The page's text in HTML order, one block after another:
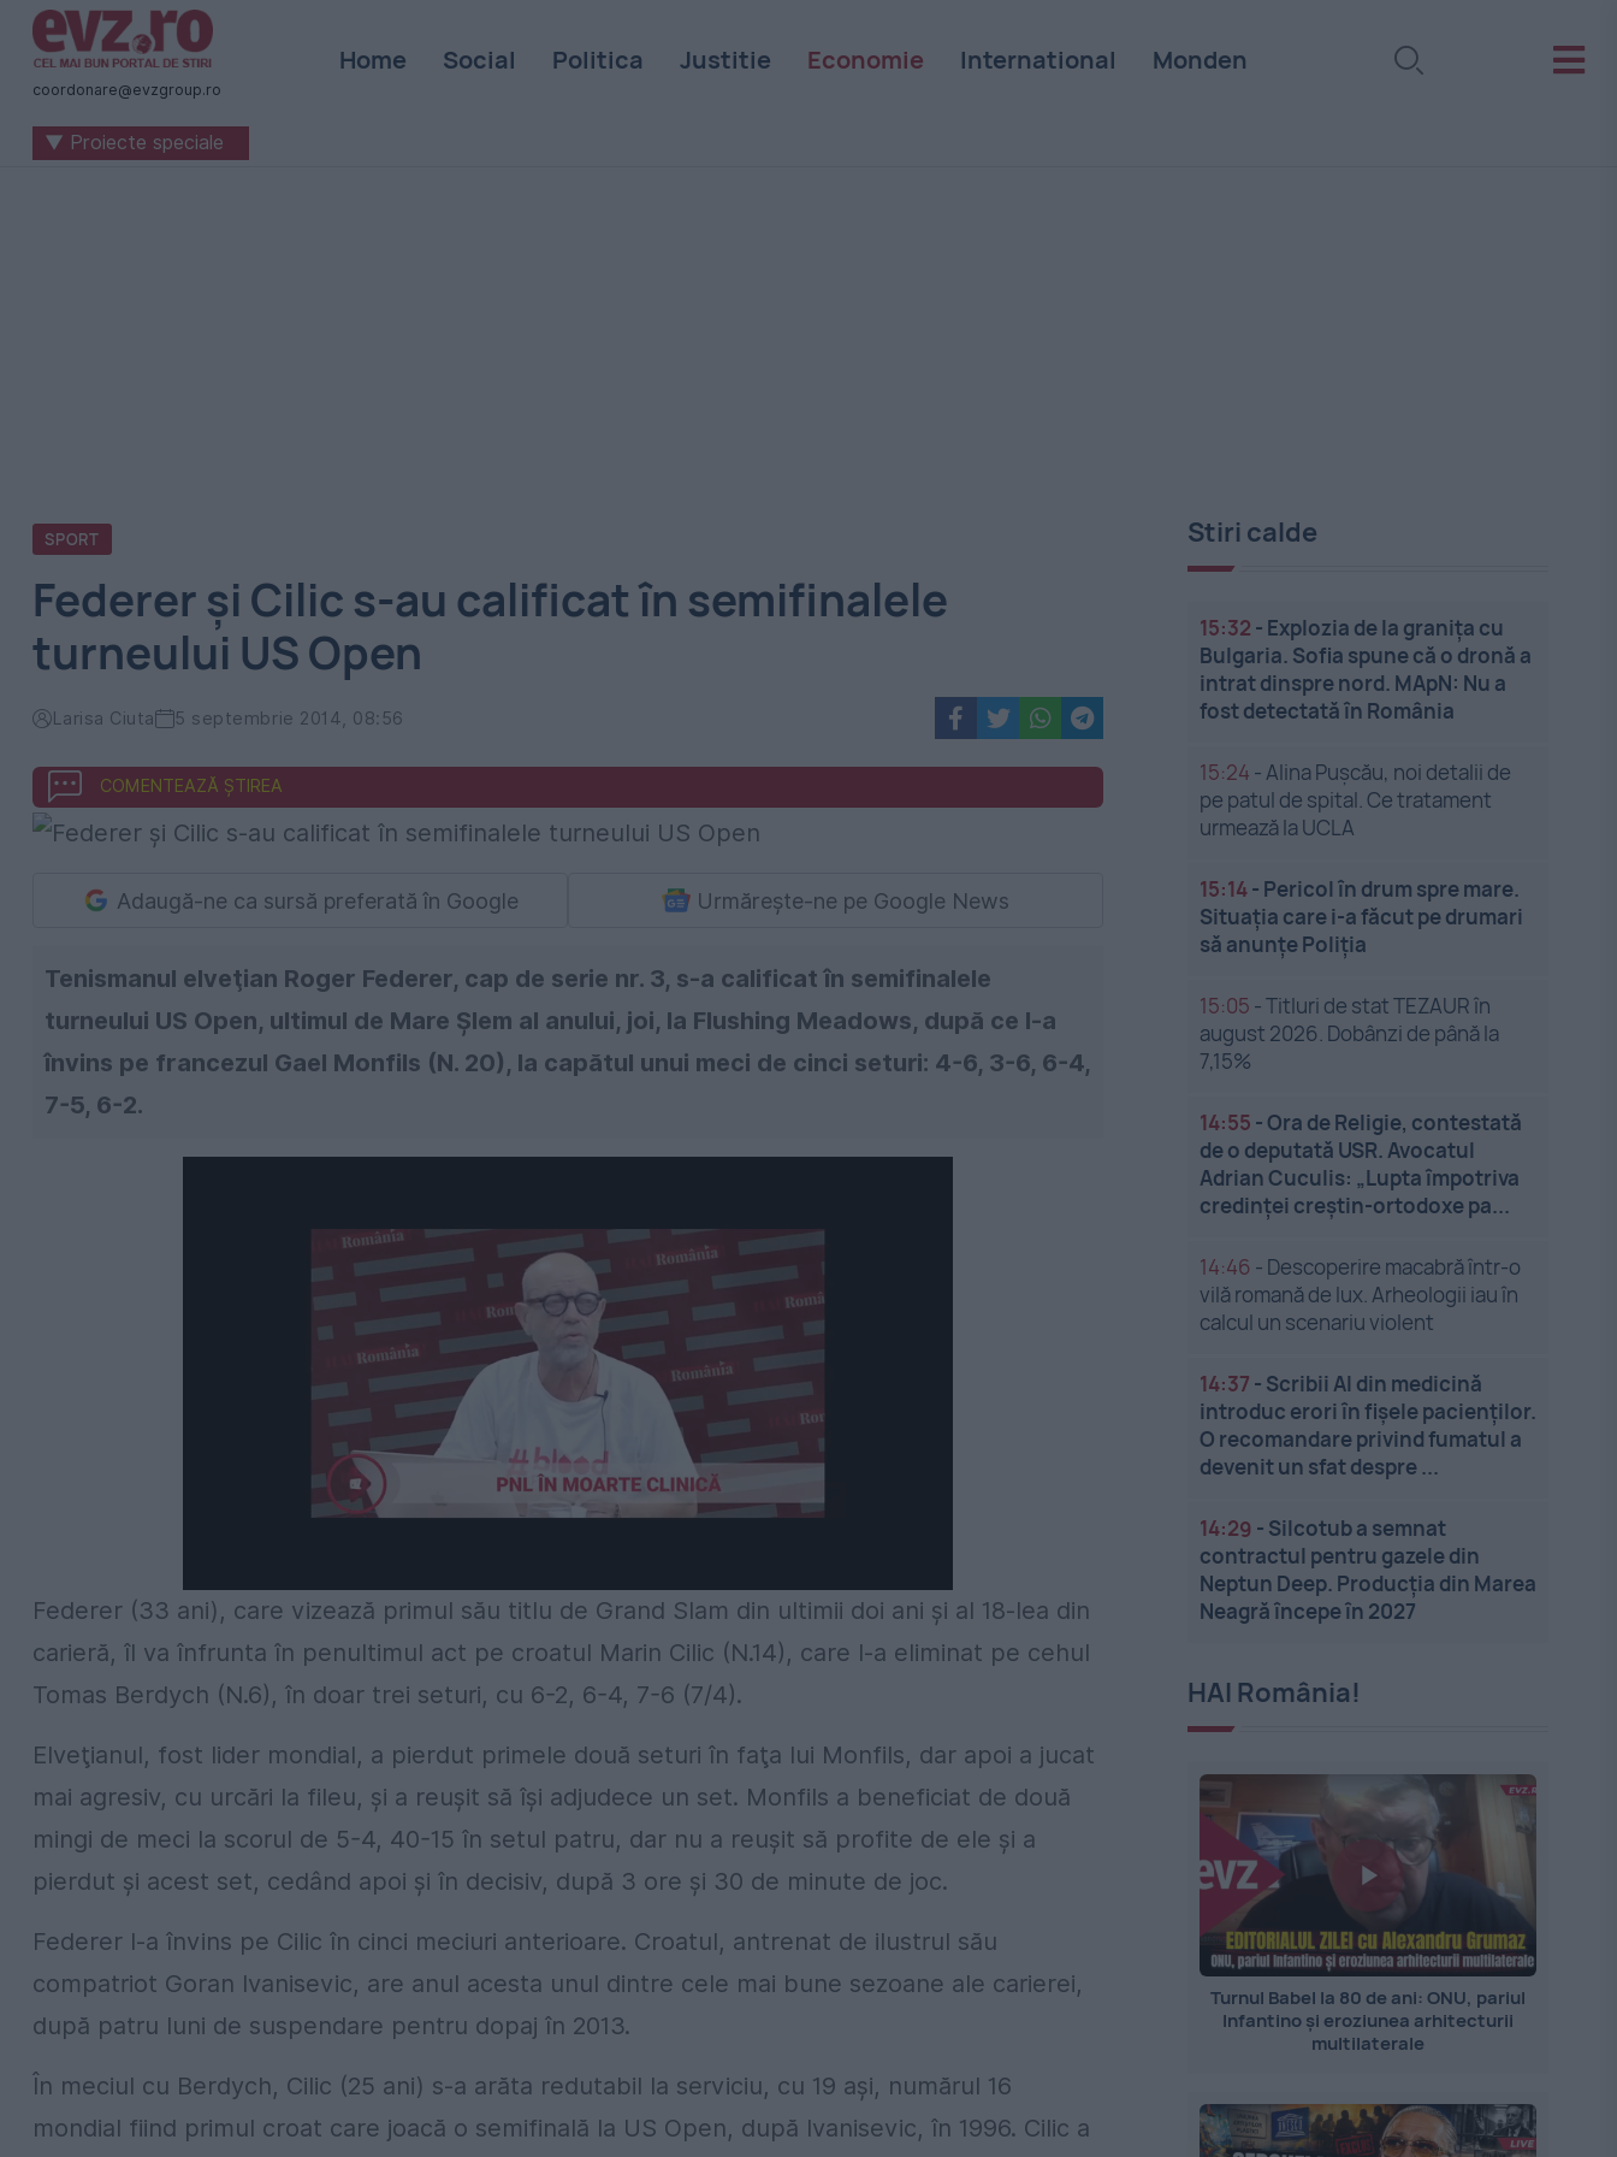
Știri
naționale
internaționale
coordonare@evzgroup.ro
Home Social Politica Justitie Economie International Monden
▼ Proiecte speciale
SPORT
Federer şi Cilic s-au calificat în semifinalele
turneului US Open
Larisa Ciuta 5 septembrie 2014, 08:56
COMENTEAZĂ ȘTIREA
Adaugă-ne ca sursă preferată în Google Urmărește-ne pe Google News
Tenismanul elveţian Roger Federer, cap de serie nr. 3, s-a calificat în semifinalele
turneului US Open, ultimul de Mare Şlem al anului, joi, la Flushing Meadows, după ce l-a
învins pe francezul Gael Monfils (N. 20), la capătul unui meci de cinci seturi: 4-6, 3-6, 6-4,
7-5, 6-2.
Federer (33 ani), care vizează primul său titlu de Grand Slam din ultimii doi ani şi al 18-lea din
carieră, îl va înfrunta în penultimul act pe croatul Marin Cilic (N.14), care l-a eliminat pe cehul
Tomas Berdych (N.6), în doar trei seturi, cu 6-2, 6-4, 7-6 (7/4).
Elveţianul, fost lider mondial, a pierdut primele două seturi în faţa lui Monfils, dar apoi a jucat
mai agresiv, cu urcări la fileu, şi a reuşit să îşi adjudece un set. Monfils a beneficiat de două
mingi de meci la scorul de 5-4, 40-15 în setul patru, dar nu a reuşit să profite de ele şi a
pierdut şi acest set, cedând apoi şi în decisiv, după 3 ore şi 30 de minute de joc.
Federer l-a învins pe Cilic în cinci meciuri anterioare. Croatul, antrenat de ilustrul său
compatriot Goran Ivanisevic, are anul acesta unul dintre cele mai bune sezoane ale carierei,
după patru luni de suspendare pentru dopaj în 2013.
În meciul cu Berdych, Cilic (25 ani) s-a arăta redutabil la serviciu, cu 19 aşi, numărul 16
mondial fiind primul croat care joacă o semifinală la US Open, după Ivanisevic, în 1996. Cilic a
Stiri calde
15:32 - Explozia de la granița cu
Bulgaria. Sofia spune că o dronă a
intrat dinspre nord. MApN: Nu a
fost detectată în România
15:24 -Alina Pușcău, noi detalii de
pe patul de spital. Ce tratament
urmează la UCLA
15:14- Pericol în drum spre mare.
Situația care i-a făcut pe drumari
să anunțe Poliția
15:05 -Titluri de stat TEZAUR în
august 2026. Dobânzi de până la
7,15%
14:55 -Ora de Religie, contestată
de o deputată USR. Avocatul
Adrian Cuculis: „Lupta împotriva
credinței creștin-ortodoxe pa...
14:46 - Descoperire macabră într-o
vilă romană de lux. Arheologii iau în
calcul un scenariu violent
14:37 - Scribii AI din medicină
introduc erori în fișele pacienților.
O recomandare privind fumatul a
devenit un sfat despre ...
14:29 - Silcotub a semnat
contractul pentru gazele din
Neptun Deep. Producția din Marea
Neagră începe în 2027
HAI România!
Turnul Babel la 80 de ani: ONU, pariul
Infantino și eroziunea arhitecturii
multilaterale